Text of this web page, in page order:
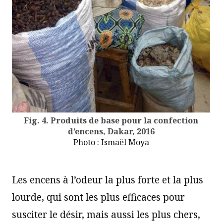
Fig. 4. Produits de base pour la confection
d’encens, Dakar, 2016
Photo : Ismaël Moya
Les encens à l’odeur la plus forte et la plus
lourde, qui sont les plus efficaces pour
susciter le désir, mais aussi les plus chers,